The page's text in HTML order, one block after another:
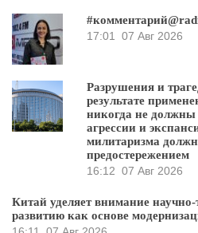
17:01
07 Авг 2026
Разрушения и
результате
никогда не должны
агрессии и
милитаризма
предостережением
16:12 07 Авг 2026
Китай уделяет внимание
развитию как основе